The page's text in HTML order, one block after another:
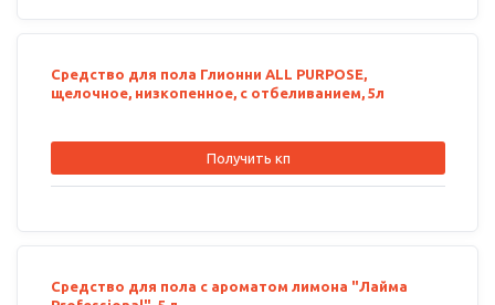
Средство для пола Глионни ALL PURPOSE,
щелочное, низкопенное, с отбеливанием, 5л
Получить кп
Средство для пола с ароматом лимона "Лайма